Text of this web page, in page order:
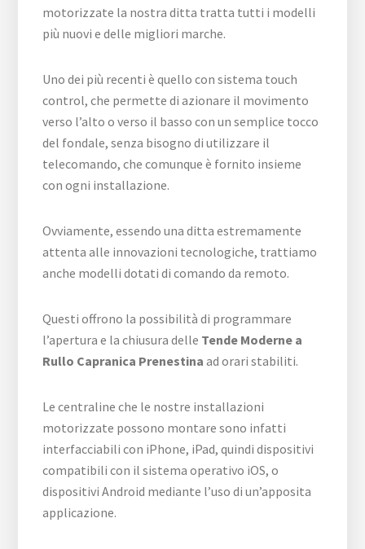
motorizzate la nostra ditta tratta tutti i modelli
più nuovi e delle migliori marche.
Uno dei più recenti è quello con sistema touch
control, che permette di azionare il movimento
verso l’alto o verso il basso con un semplice tocco
del fondale, senza bisogno di utilizzare il
telecomando, che comunque è fornito insieme
con ogni installazione.
Ovviamente, essendo una ditta estremamente
attenta alle innovazioni tecnologiche, trattiamo
anche modelli dotati di comando da remoto.
Questi offrono la possibilità di programmare
l’apertura e la chiusura delle Tende Moderne a
Rullo Capranica Prenestina ad orari stabiliti.
Le centraline che le nostre installazioni
motorizzate possono montare sono infatti
interfacciabili con iPhone, iPad, quindi dispositivi
compatibili con il sistema operativo iOS, o
dispositivi Android mediante l’uso di un’apposita
applicazione.